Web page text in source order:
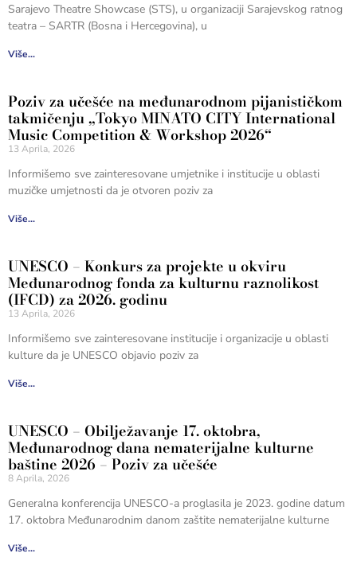
Sarajevo Theatre Showcase (STS), u organizaciji Sarajevskog ratnog
teatra – SARTR (Bosna i Hercegovina), u
Više...
Poziv za učešće na međunarodnom pijanističkom
takmičenju „Tokyo MINATO CITY International
Music Competition & Workshop 2026“
13 Aprila, 2026
Informišemo sve zainteresovane umjetnike i institucije u oblasti
muzičke umjetnosti da je otvoren poziv za
Više...
UNESCO – Konkurs za projekte u okviru
Međunarodnog fonda za kulturnu raznolikost
(IFCD) za 2026. godinu
13 Aprila, 2026
Informišemo sve zainteresovane institucije i organizacije u oblasti
kulture da je UNESCO objavio poziv za
Više...
UNESCO – Obilježavanje 17. oktobra,
Međunarodnog dana nematerijalne kulturne
baštine 2026 – Poziv za učešće
8 Aprila, 2026
Generalna konferencija UNESCO-a proglasila je 2023. godine datum
17. oktobra Međunarodnim danom zaštite nematerijalne kulturne
Više...